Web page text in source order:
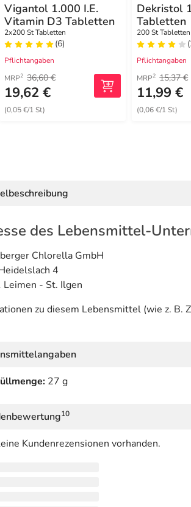
Vigantol 1.000 I.E.
Vitamin D3 Tabletten
2x200 St Tabletten
(6)
Pflichtangaben
MRP2 36,60 €
19,62 €
(0,05 €/1 St)
Dekristol
Tabletten
200 St Tabletten
Pflichtangaben
MRP2 15,37 €
11,99 €
(0,06 €/1 St)
des Lebensmittel-
Chlorella GmbH
4
- St. Ilgen
zu diesem Lebensmittel (wie z.
27 g
10
Kundenrezensionen vorhanden.